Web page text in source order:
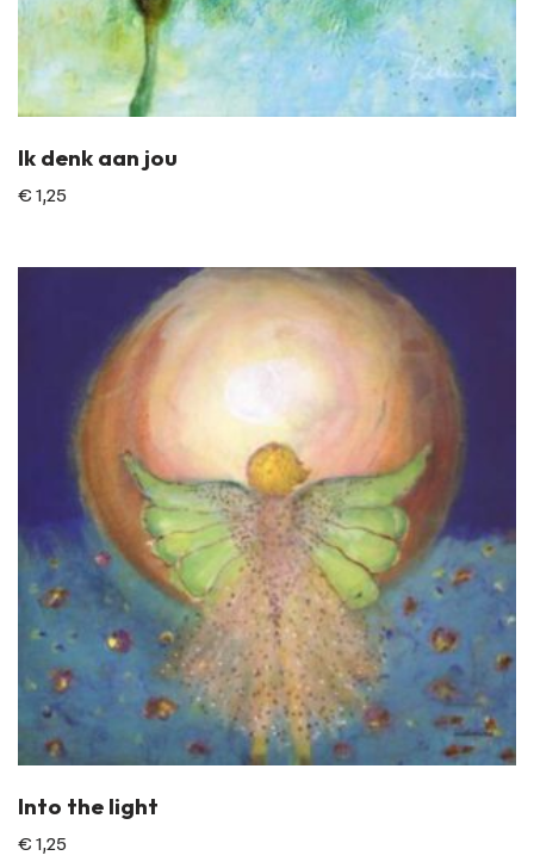
Ik denk aan jou
€ 1,25
Into the light
€ 1,25